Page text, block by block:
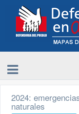
2024:
naturales